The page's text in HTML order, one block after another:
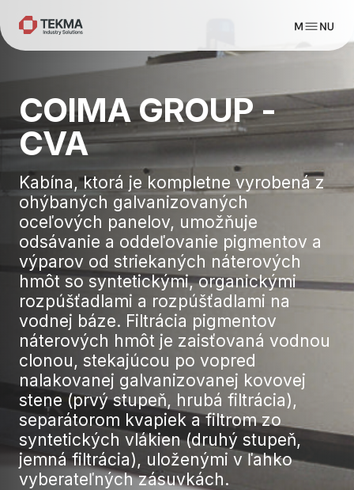
COIMA GROUP -
CVA
Kabína, ktorá je kompletne vyrobená z
ohýbaných galvanizovaných
oceľových panelov, umožňuje
odsávanie a oddeľovanie pigmentov a
výparov od striekaných náterových
hmôt so syntetickými, organickými
rozpúšťadlami a rozpúšťadlami na
vodnej báze. Filtrácia pigmentov
náterových hmôt je zaisťovaná vodnou
clonou, stekajúcou po vopred
nalakovanej galvanizovanej kovovej
stene (prvý stupeň, hrubá filtrácia),
separátorom kvapiek a filtrom zo
syntetických vlákien (druhý stupeň,
jemná filtrácia), uloženými v ľahko
vyberateľných zásuvkách.